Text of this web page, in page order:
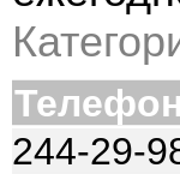
Телефон
244-29-